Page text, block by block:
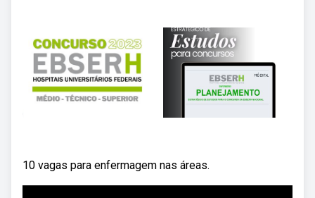
10 vagas para enfermagem nas áreas.